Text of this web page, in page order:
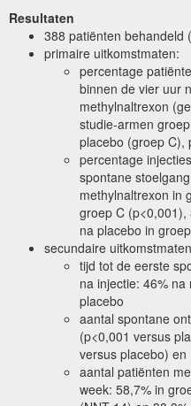
Resultaten
388 patiënten behandeld
primaire uitkomstmaten:
percentage
binnen de vier uur
methylnaltrexon
studie-armen
placebo (groep C),
percentage
spontane
methylnaltrexon in
groep C
na placebo in
secundaire
tijd tot de eerste
na injectie: 46%
placebo
aantal spontane
(p<0,001 versus
versus placebo)
aantal patiënten
week: 58,7% in